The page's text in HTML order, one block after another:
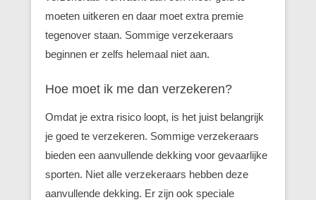
moeten uitkeren en daar moet extra premie
tegenover staan. Sommige verzekeraars
beginnen er zelfs helemaal niet aan.
Hoe moet ik me dan verzekeren?
Omdat je extra risico loopt, is het juist belangrijk
je goed te verzekeren. Sommige verzekeraars
bieden een aanvullende dekking voor gevaarlijke
sporten. Niet alle verzekeraars hebben deze
aanvullende dekking. Er zijn ook speciale